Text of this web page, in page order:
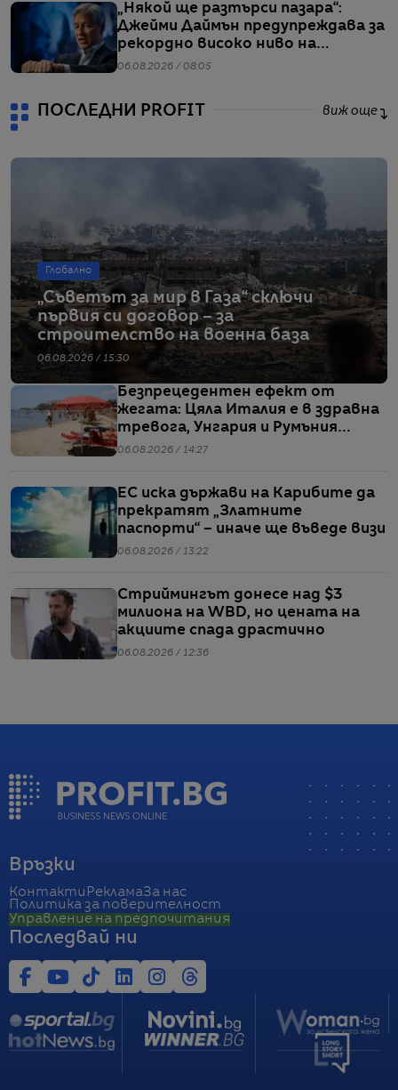
„Някой ще разтърси пазара“:
Джейми Даймън предупреждава за
рекордно високо ниво на
ливъридж
06.08.2026 / 08:05
ПОСЛЕДНИ PROFIT виж още
Глобално
„Съветът за мир в Газа“ сключи
първия си договор – за
строителство на военна база
06.08.2026 / 15:30
Безпрецедентен ефект от
жегата: Цяла Италия е в здравна
тревога, Унгария и Румъния
пестят електричество
06.08.2026 / 14:27
ЕС иска държави на Карибите да
прекратят „Златните
паспорти“ – иначе ще въведе визи
06.08.2026 / 13:22
Стриймингът донесе над $3
милиона на WBD, но цената на
акциите спада драстично
06.08.2026 / 12:36
Връзки
Контакти РекламаЗа нас
Политика за поверителност
Управление на предпочитания
Последвай ни